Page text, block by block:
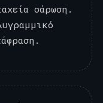
σάρωση.